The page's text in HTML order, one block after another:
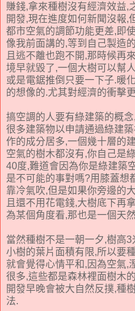
賺錢,拿來種樹沒有經濟效益,
開發,現在進度如何新聞沒報,
都市空氣的調節功能更差,即
像我前面講的,等到自己製造
且逃不離也跑不開,那時候再
境早就毀了,一個大樹可以幫
或是電鋸推倒只要一下子.暖
的想像的.尤其對經濟的衝擊
搞空調的人要有綠建築的概
很多建築物以申請通過綠建
作的成分居多,一個幾十層的
空氣的樹木都沒有,你自己是
40度,難道會因為你是綠建築
是不可能的事對嗎?用膝蓋想
靠冷氣吹,但是如果你旁邊的
且還不用花電錢,大樹底下再
為某個角度看,那也是一個天
當然種樹不是一朝一夕,樹高
小樹的葉片面積有限,所以要
就會覺得心情平和,因為空氣,
很多,這些都是森林裡面樹木
開發早晚會被大自然反撲,種
法.